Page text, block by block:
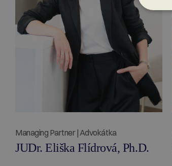
Managing Partner | Advokátka
JUDr. Eliška Flídrová, Ph.D.